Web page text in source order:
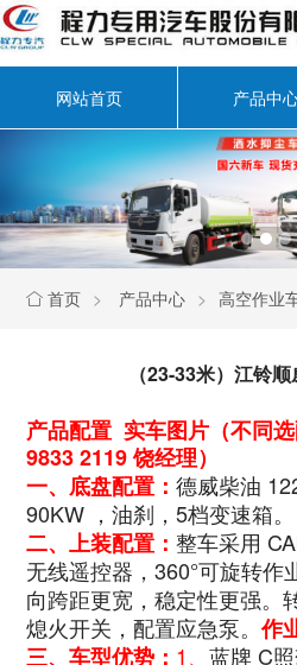
网站首页 产品中
 首页 > 产品中心 > 高空作业
（23-33米）江铃
产品配置 实车图片（不同
9833 2119 饶经理）
一、底盘配置：德威柴油
90KW ，油刹，5档变速箱。
二、上装配置：整车采用
无线遥控器，360°可旋转作
向跨距更宽，稳定性更强。
熄火开关，配置应急泵。作
三、车型优势： 1、蓝牌 C